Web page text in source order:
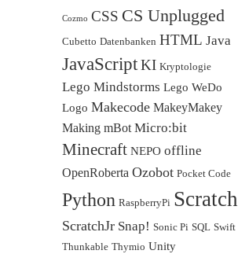
Cozmo CSS CS Unplugged
Cubetto Datenbanken HTML Java
JavaScriptKI Kryptologie
Lego Mindstorms Lego WeDo
Logo Makecode MakeyMakey
Making mBot Micro:bit
Minecraft NEPO offline
OpenRoberta Ozobot Pocket Code
Python RaspberryPi Scratch
ScratchJr Snap! Sonic Pi SQL Swift
Thunkable Thymio Unity